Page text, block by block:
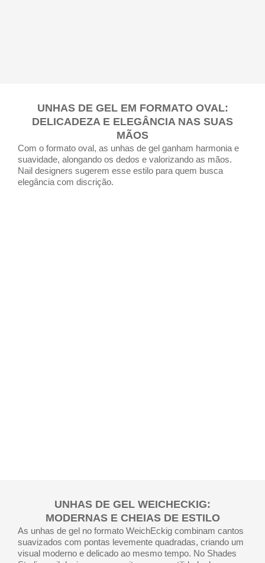
UNHAS DE GEL EM FORMATO OVAL:
DELICADEZA E ELEGÂNCIA NAS SUAS
MÃOS
Com o formato oval, as unhas de gel ganham harmonia e
suavidade, alongando os dedos e valorizando as mãos.
Nail designers sugerem esse estilo para quem busca
elegância com discrição.
UNHAS DE GEL WEICHECKIG:
MODERNAS E CHEIAS DE ESTILO
As unhas de gel no formato WeichEckig combinam cantos
suavizados com pontas levemente quadradas, criando um
visual moderno e delicado ao mesmo tempo. No Shades